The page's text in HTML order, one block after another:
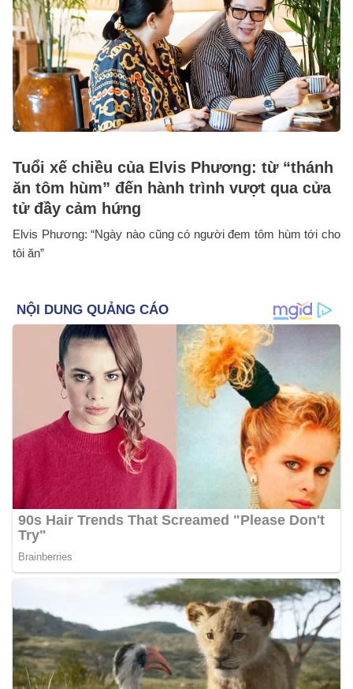
Tuổi xế chiều của Elvis Phương: từ “thánh
ăn tôm hùm” đến hành trình vượt qua cửa
tử đầy cảm hứng
Elvis Phương: “Ngày nào cũng có người đem tôm hùm tới cho
tôi ăn”